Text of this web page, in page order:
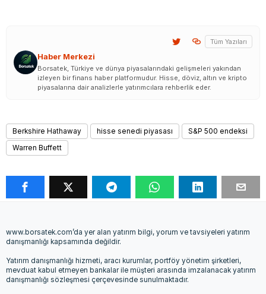
Haber Merkezi
Tüm Yazıları
Borsatek, Türkiye ve dünya piyasalarındaki gelişmeleri yakından
izleyen bir finans haber platformudur. Hisse, döviz, altın ve kripto
piyasalarına dair analizlerle yatırımcılara rehberlik eder.
Berkshire Hathaway hisse senedi piyasası
S&P 500 endeksi
Warren Buffett
www.borsatek.com’da yer alan yatırım bilgi, yorum ve tavsiyeleri yatırım
danışmanlığı kapsamında değildir.
Yatırım danışmanlığı hizmeti, aracı kurumlar, portföy yönetim şirketleri,
mevduat kabul etmeyen bankalar ile müşteri arasında imzalanacak yatırım
danışmanlığı sözleşmesi çerçevesinde sunulmaktadır.